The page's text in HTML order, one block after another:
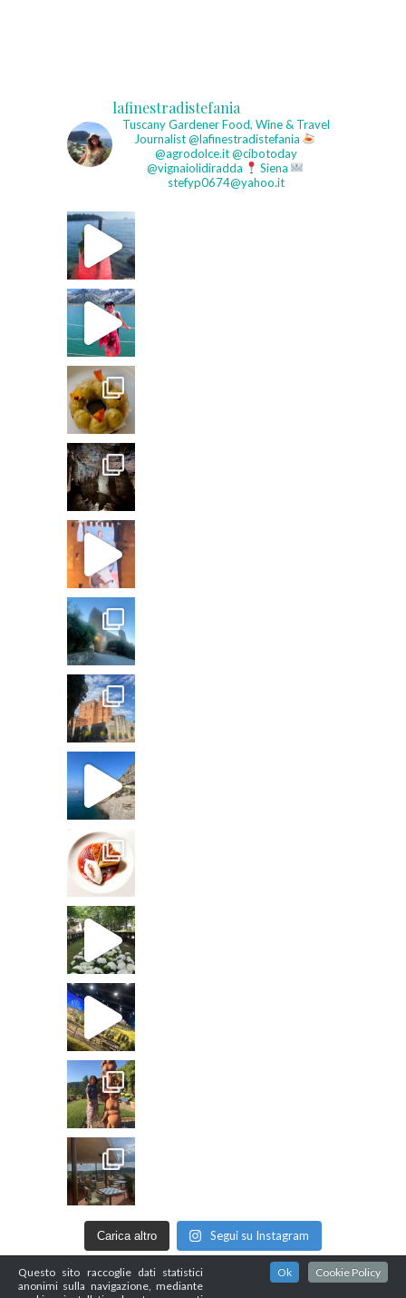
lafinestradistefania
Tuscany GardenerFood, Wine & Travel
Journalist@lafinestradistefania
@agrodolce.it @cibotoday
@vignaiolidiradda
Siena
stefyp0674@yahoo.it
Carica altro Segui su Instagram
Questo sito raccoglie dati statistici
anonimi sulla navigazione, mediante
Ok Cookie Policy